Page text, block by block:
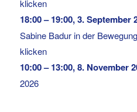
klicken
18:00– 19:00,3. September
Sabine Badur in der
klicken
10:00– 13:00,8. November
2026